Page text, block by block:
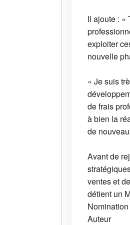
Il ajoute : «
exploiter
nouvelle
« Je suis
de frais
à bien la
de
Avant de
ventes et
détient un
Nomination
Auteur